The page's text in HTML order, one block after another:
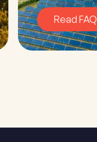
Read FAQ